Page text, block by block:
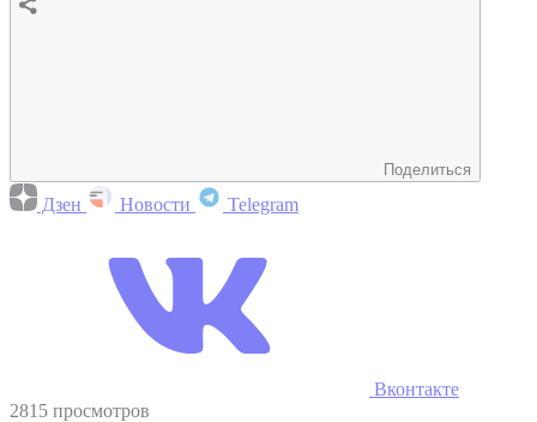
Поделиться
Дзен Новости Telegram
Вконтакте
2815 просмотров